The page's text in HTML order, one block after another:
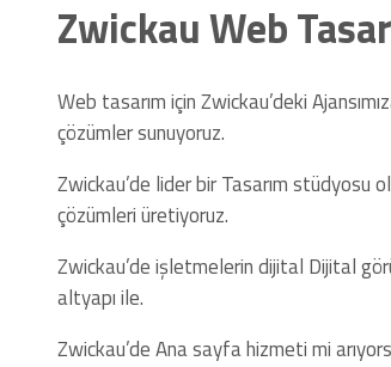
Zwickau Web
Web tasarım için Zwickau’deki
çözümler sunuyoruz.
Zwickau’de lider bir Tasarım stüdyosu
çözümleri üretiyoruz.
Zwickau’de işletmelerin dijital Dijital
altyapı ile.
Zwickau’de Ana sayfa hizmeti mi